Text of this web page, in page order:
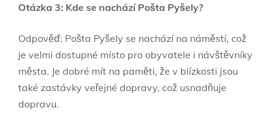
Otázka 3: Kde se nachází Pošta Pyšely?
Odpověď: Pošta Pyšely se nachází na náměstí, což
je velmi dostupné místo pro obyvatele i návštěvníky
města. Je dobré mít na paměti, že v blízkosti jsou
také zastávky veřejné dopravy, což usnadňuje
dopravu.